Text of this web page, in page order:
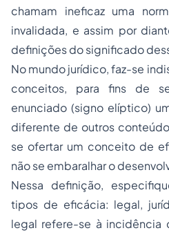
chamam ineficaz uma
invalidada, e assim por
definições do significado
No mundo jurídico, faz-se
conceitos, para fins de
enunciado (signo elíptico)
diferente de outros
se ofertar um conceito de
não se embaralhar o
Nessa definição,
tipos de eficácia: legal,
legal refere-se à incidência